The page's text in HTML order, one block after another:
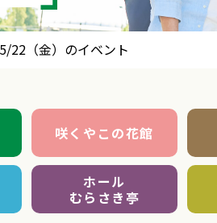
22（金）のイベント
咲くやこの花館
ホール
むらさき亭